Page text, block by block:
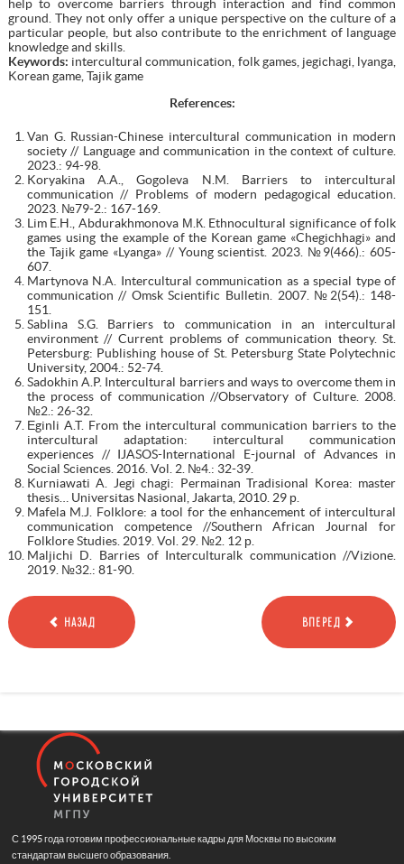
help to overcome barriers through interaction and find common
ground. They not only offer a unique perspective on the culture of a
particular people, but also contribute to the enrichment of language
knowledge and skills.
Keywords: intercultural communication, folk games, jegichagi, lyanga,
Korean game, Tajik game
References:
Van G. Russian-Chinese intercultural communication in modern
society // Language and communication in the context of culture.
2023.: 94-98.
Koryakina A.A., Gogoleva N.M. Barriers to intercultural
communication // Problems of modern pedagogical education.
2023. №79-2.: 167-169.
Lim E.H., Abdurakhmonova М.К. Ethnocultural significance of folk
games using the example of the Korean game «Chegichhagi» and
the Tajik game «Lyanga» // Young scientist. 2023. №9(466).: 605-
607.
Martynova N.A. Intercultural communication as a special type of
communication // Omsk Scientific Bulletin. 2007. №2(54).: 148-
151.
Sablina S.G. Barriers to communication in an intercultural
environment // Current problems of communication theory. St.
Petersburg: Publishing house of St. Petersburg State Polytechnic
University, 2004.: 52-74.
Sadokhin A.P. Intercultural barriers and ways to overcome them in
the process of communication //Observatory of Culture. 2008.
№2.: 26-32.
Еginli A.T. From the intercultural communication barriers to the
intercultural adaptation: intercultural communication
experiences // IJASOS-International E-journal of Advances in
Social Sciences. 2016. Vol. 2. №4.: 32-39.
Kurniawati A. Jegi chagi: Permainan Tradisional Korea: master
thesis… Universitas Nasional, Jakarta, 2010. 29 р.
Mafela M.J. Folklore: a tool for the enhancement of intercultural
communication competence //Southern African Journal for
Folklore Studies. 2019. Vol. 29. №2. 12 р.
Maljichi D. Barries of Interculturalk communication //Vizione.
2019. №32.: 81-90.
НАЗАД ВПЕРЕД
С 1995 года готовим профессиональные кадры для Москвы по высоким
стандартам высшего образования.